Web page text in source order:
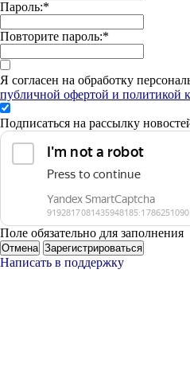
Пароль:*
Повторите пароль:*
Я согласен на обработку
публичной офертой и политикой
Подписаться на рассылку
Поле обязательно для заполнения
Отмена Зарегистрироваться
Написать в поддержку